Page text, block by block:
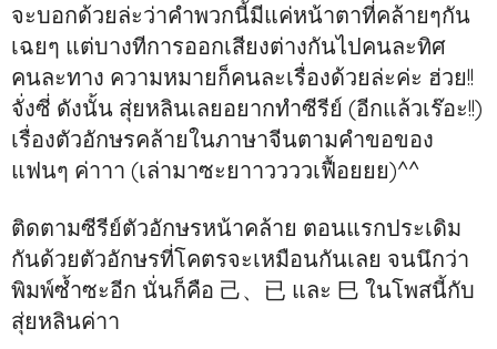
จะบอกด้วยล่ะว่าคำพวกนี้มีแค่หน้าตาที่คล้ายๆกัน
เฉยๆ แต่บางทีการออกเสียงต่างกันไปคนละทิศ
คนละทาง ความหมายก็คนละเรื่องด้วยล่ะค่ะ ฮ่วย!!
จั่งซี่ ดังนั้น สุ่ยหลินเลยอยากทำซีรีย์ (อีกแล้วเร๊อะ!!)
เรื่องตัวอักษรคล้ายในภาษาจีนตามคำขอของ
แฟนๆ ค่าาา (เล่ามาซะยาาววววเฟื้อยยย)^^
ติดตามซีรีย์ตัวอักษรหน้าคล้าย ตอนแรกประเดิม
กันด้วยตัวอักษรที่โคตรจะเหมือนกันเลย จนนึกว่า
พิมพ์ซ้ำซะอีก นั่นก็คือ 己、已 และ 巳 ในโพสนี้กับ
สุ่ยหลินค่าา